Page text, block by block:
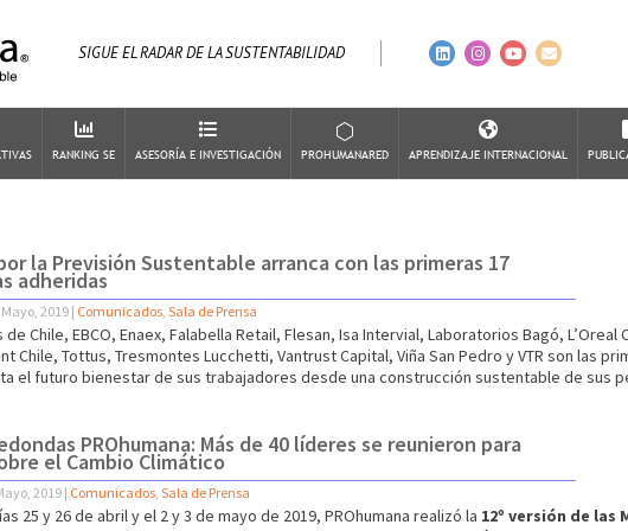
SIGUE EL RADAR DE LA SUSTENTABILIDAD
RANKING SE ASESORÍA E INVESTIGACIÓN
CONTACTO
PROHUMANARED
¿POR QUÉ SER MIEMBRO?
BENEFICIOS
CALENDARIO DE ACTIVIDADES
¿CÓMO SER PARTE?
APRENDIZAJE INTERNACIONAL
¿QUIÉNES HAN SIDO PARTE?
GIRAS ANTERIORES
la Previsión Sustentable arranca con las primeras 17
adheridas
2019 | Comunicados, Sala de Prensa
Chile, EBCO, Enaex, Falabella Retail, Flesan, Isa Intervial, Laboratorios Bagó,
Chile, Tottus, Tresmontes Lucchetti, Vantrust Capital, Viña San Pedro y VTR son las
el futuro bienestar de sus trabajadores desde una construcción sustentable de sus
PROhumana: Más de 40 líderes se reunieron para
el Cambio Climático
2019| Comunicados, Sala de Prensa
25 y 26 de abril y el 2 y 3 de mayo de 2019, PROhumana realizó la 12º versión de las